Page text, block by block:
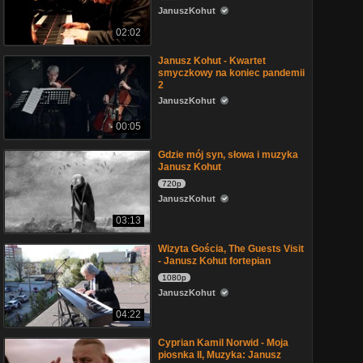
02:02
JanuszKohut
00:05
Janusz Kohut - Kwartet
smyczkowy na koniec pandemii
2
JanuszKohut
03:13
Gdzie mój syn, słowa i muzyka
Janusz Kohut
720p
JanuszKohut
04:22
Wizyta Gościa, The Guests Visit
- Janusz Kohut fortepian
1080p
JanuszKohut
Cyprian Kamil Norwid - Moja
piosnka II, Muzyka: Janusz